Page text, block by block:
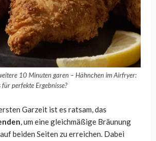
10 Minuten garen – Hähnchen im Airfryer:
perfekte Ergebnisse?
Garzeit ist es ratsam, das
, um eine gleichmäßige Bräunung
beiden Seiten zu erreichen. Dabei